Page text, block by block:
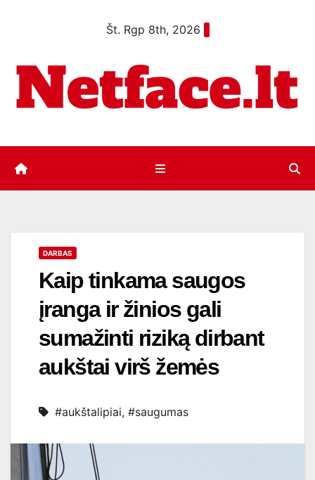
Št. Rgp 8th, 2026
DARBAS
Kaip tinkama saugos
įranga ir žinios gali
sumažinti riziką dirbant
aukštai virš žemės
#aukštalipiai, #saugumas